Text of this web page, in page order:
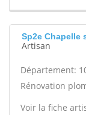
Sp2e Chapelle
Artisan
Département:
Rénovation
Voir la fiche